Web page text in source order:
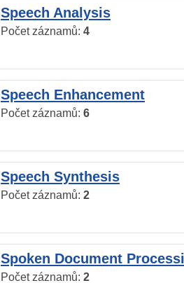
Speech Analysis
Počet záznamů: 4
Speech Enhancement
Počet záznamů: 6
Speech Synthesis
Počet záznamů: 2
Spoken Document
Počet záznamů: 2